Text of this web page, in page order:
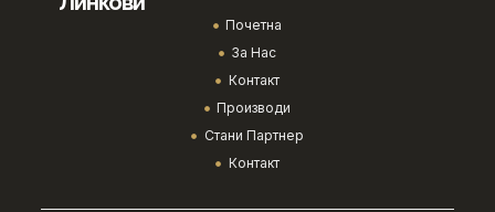
Почетна
За Нас
Контакт
Производи
Стани Партнер
Контакт